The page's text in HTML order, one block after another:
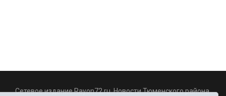
Сетевое издание Rayon72.ru. Новости Тюменского района.